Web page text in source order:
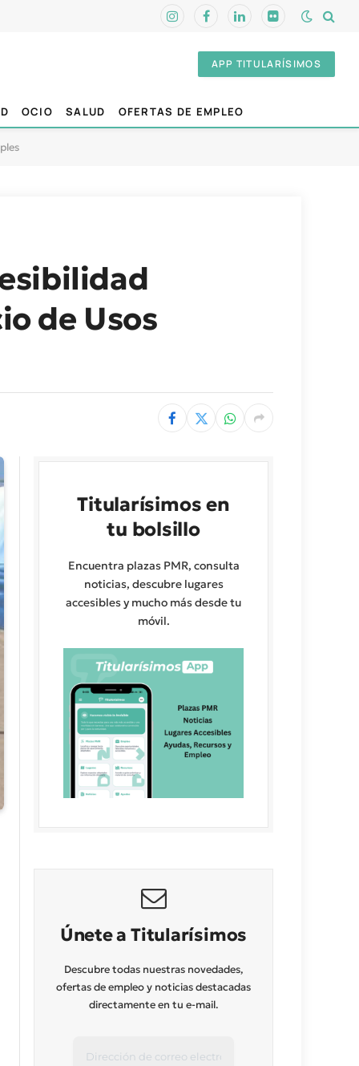
InstagramFacebookLinkedInFlickr
APP TITULARÍSIMOS
OCIO SALUD OFERTAS DE EMPLEO
de Usos
Titularísimos en
tu bolsillo
Encuentra plazas PMR, consulta
noticias, descubre lugares
accesibles y mucho más desde tu
móvil.
Únete a Titularísimos
Descubre todas nuestras novedades,
ofertas de empleo y noticias destacadas
directamente en tu e-mail.